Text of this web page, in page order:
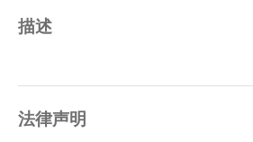
描述
法律声明